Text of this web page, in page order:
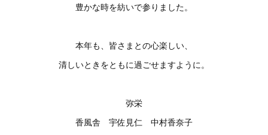
豊かな時を紡いで参りました。
本年も、皆さまとの心楽しい、
清しいときをともに過ごせますように。
弥栄
香風舎 宇佐見仁 中村香奈子